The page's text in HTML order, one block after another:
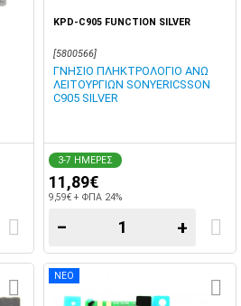
KPD-C905 FUNCTION SILVER
[5800566]
ΓΝΗΣΙΟ ΠΛΗΚΤΡΟΛΟΓΙΟ ΑΝΩ
ΛΕΙΤΟΥΡΓΙΩΝ SONYERICSSON
C905 SILVER
3-7 ΗΜΕΡΕΣ
11,89€
9,59€ + ΦΠΑ 24%
− +
ΝΕΟ